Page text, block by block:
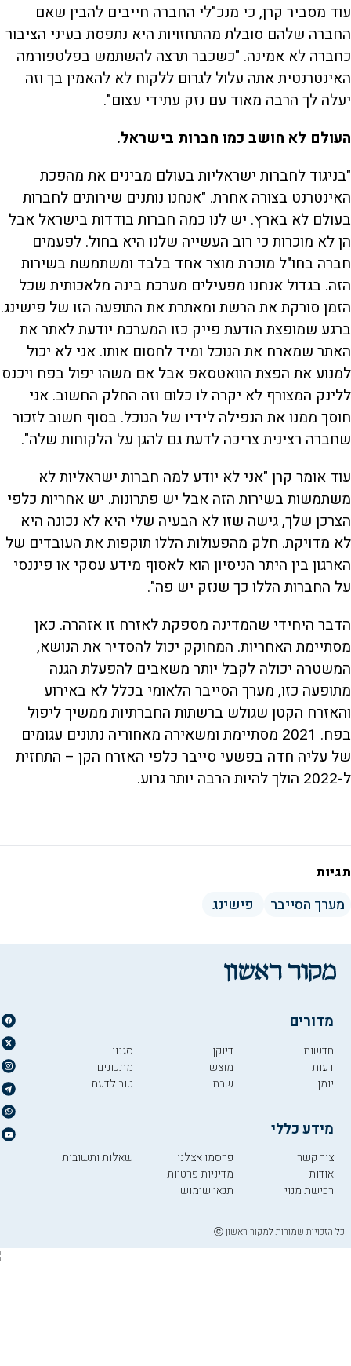
עוד מסביר קרן, כי מנכ"לי החברה חייבים להבין שאם
החברה שלהם סובלת מהתחזויות היא נתפסת בעיני הציבור
כחברה לא אמינה. "כשכבר תרצה להשתמש בפלטפורמה
האינטרנטית אתה עלול לגרום ללקוח לא להאמין בך וזה
יעלה לך הרבה מאוד עם נזק עתידי עצום".
העולם לא חושב כמו חברות בישראל.
"בניגוד לחברות ישראליות בעולם מבינים את מהפכת
האינטרנט בצורה אחרת. "אנחנו נותנים שירותים לחברות
בעולם לא בארץ. יש לנו כמה חברות בודדות בישראל אבל
הן לא מוכרות כי רוב העשייה שלנו היא בחול. לפעמים
חברה בחו"ל מוכרת מוצר אחד בלבד ומשתמשת בשירות
הזה. בגדול אנחנו מפעילים מערכת בינה מלאכותית שכל
הזמן סורקת את הרשת ומאתרת את התופעה הזו של פישינג.
ברגע שמופצת הודעת פייק כזו המערכת יודעת לאתר את
האתר שמארח את הנוכל ומיד לחסום אותו. אני לא יכול
למנוע את הפצת הוואטסאפ אבל אם משהו יפול בפח ויכנס
ללינק המצורף לא יקרה לו כלום וזה החלק החשוב. אני
חוסך ממנו את הנפילה לידיו של הנוכל. בסוף חשוב לזכור
שחברה רצינית צריכה לדעת גם להגן על הלקוחות שלה".
עוד אומר קרן "אני לא יודע למה חברות ישראליות לא
משתמשות בשירות הזה אבל יש פתרונות. יש אחריות כלפי
הצרכן שלך, גישה שזו לא הבעיה שלי היא לא נכונה היא
לא מדויקת. חלק מהפעולות הללו תוקפות את העובדים של
הארגון בין היתר הניסיון הוא לאסוף מידע עסקי או פיננסי
על החברות הללו כך שנזק יש פה".
הדבר היחידי שהמדינה מספקת לאזרח זו אזהרה. כאן
מסתיימת האחריות. המחוקק יכול להסדיר את הנושא,
המשטרה יכולה לקבל יותר משאבים להפעלת הגנה
מתופעה כזו, מערך הסייבר הלאומי בכלל לא באירוע
והאזרח הקטן שגולש ברשתות החברתיות ממשיך ליפול
בפח. 2021 מסתיימת ומשאירה מאחוריה נתונים עגומים
של עליה חדה בפשעי סייבר כלפי האזרח הקן – התחזית
ל-2022 הולך להיות הרבה יותר גרוע.
תגיות
מערך הסייבר פישינג
מדורים
חדשות
דעות
יומן
דיוקן
מוצש
שבת
סגנון
מתכונים
טוב לדעת
מידע כללי
צור קשר
אודות
רכישת מנוי
פרסמו אצלנו
מדיניות פרטיות
תנאי שימוש
שאלות ותשובות
כל הזכויות שמורות למקור ראשון ⓒ